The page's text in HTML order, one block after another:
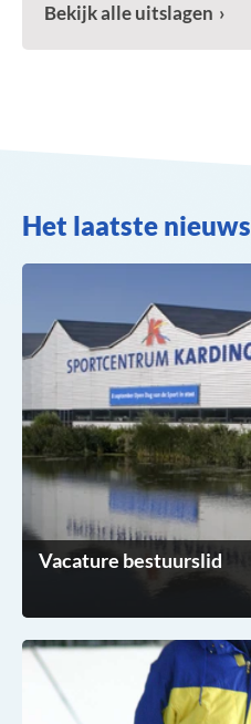
Bekijk alle uitslagen
Het laatste nieuws
Vacature bestuurslid